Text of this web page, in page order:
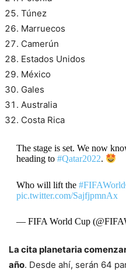
Túnez
Marruecos
Camerún
Estados Unidos
México
Gales
Australia
Costa Rica
The stage is set. We now
heading to #Qatar2022.
Who will lift the
pic.twitter.com/SajfjpmnAx
— FIFA World Cup
La cita planetaria
año. Desde ahí, serán 64